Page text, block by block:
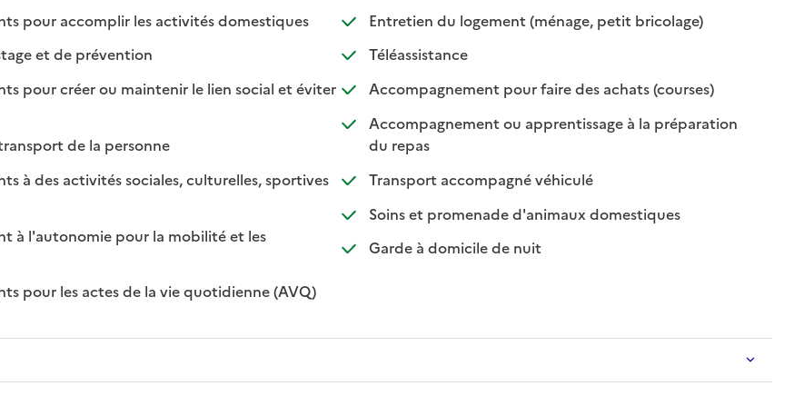
pour accomplir les activités domestiques: disponible
: non disponible
et de prévention: disponible
: non disponible
pour créer ou maintenir le lien social et éviter
de la personne: disponible
: non disponible
à des activités sociales, culturelles, sportives
à l'autonomie pour la mobilité et les
pour les actes de la vie quotidienne (AVQ): disponible
: non disponible
Entretien du logement (ménage, petit bricolage): disponible
: non disponible
Téléassistance: disponible
: non disponible
Accompagnement pour faire des achats (courses): disponible
: non
Accompagnement ou apprentissage à la préparation
du repas: disponible
: non disponible
Transport accompagné véhiculé: disponible
: non disponible
Soins et promenade d'animaux domestiques: disponible
: non disponible
Garde à domicile de nuit: disponible
: non disponible